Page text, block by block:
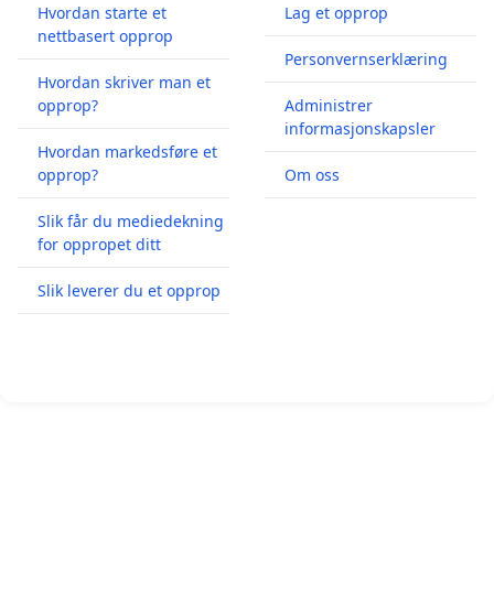
Hvordan starte et
nettbasert opprop
Hvordan skriver man et
opprop?
Hvordan markedsføre et
opprop?
Slik får du mediedekning
for oppropet ditt
Slik leverer du et opprop
Lag et opprop
Personvernserklæring
Administrer
informasjonskapsler
Om oss